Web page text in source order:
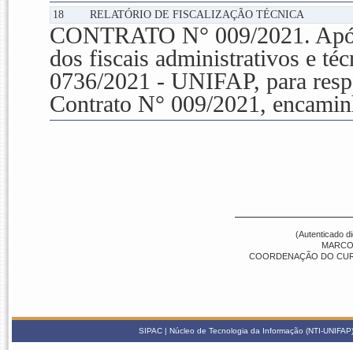
18 RELATÓRIO DE FISCALIZAÇÃO TÉCNICA
CONTRATO N° 009/2021.
dos fiscais administrativos e
0736/2021 - UNIFAP, para
Contrato N° 009/2021,
(Autenticado
COORDENAÇÃO DO
SIPAC | Núcleo de Tecnologia da Informação (NTI-